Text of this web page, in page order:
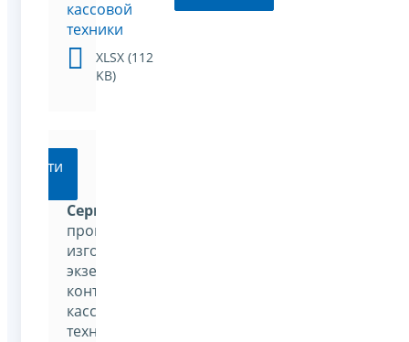
кассовой
техники
XLSX (112
KB)
Перейти
Сервис
проверки
изготовленных
экземпляров
контрольно-
кассовой
техники